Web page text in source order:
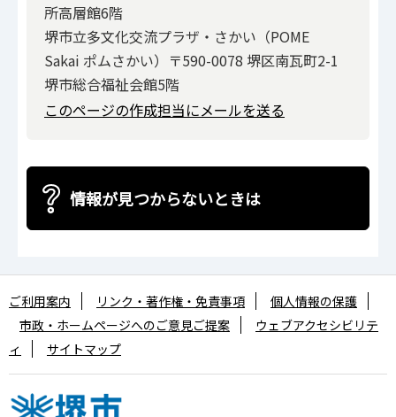
所高層館6階
堺市立多文化交流プラザ・さかい（POME
Sakai ポムさかい）〒590-0078 堺区南瓦町2-1
堺市総合福祉会館5階
このページの作成担当にメールを送る
情報が見つからないときは
ご利用案内 リンク・著作権・免責事項
個人情報の保護
市政・ホームページへのご意見ご提案
ウェブアクセシビリテ
ィ
サイトマップ